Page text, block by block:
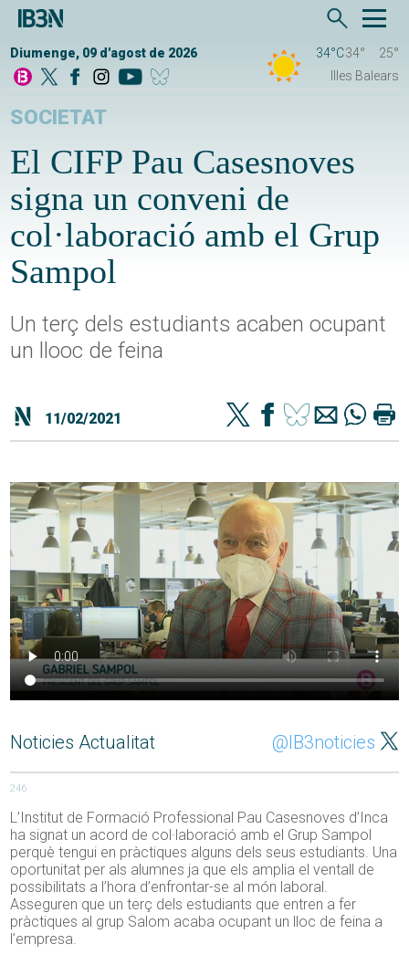
Diumenge, 09 d'agost de 2026 34°C34°
25°
Illes Balears
SOCIETAT
El CIFP Pau Casesnoves
signa un conveni de
col·laboració amb el Grup
Sampol
Un terç dels estudiants acaben ocupant
un llooc de feina
11/02/2021
Noticies Actualitat @IB3noticies
246
L’Institut de Formació Professional Pau Casesnoves d’Inca
ha signat un acord de col·laboració amb el Grup Sampol
perquè tengui en pràctiques alguns dels seus estudiants. Una
oportunitat per als alumnes ja que els amplia el ventall de
possibilitats a l’hora d’enfrontar-se al món laboral.
Asseguren que un terç dels estudiants que entren a fer
pràctiques al grup Salom acaba ocupant un lloc de feina a
l’empresa.